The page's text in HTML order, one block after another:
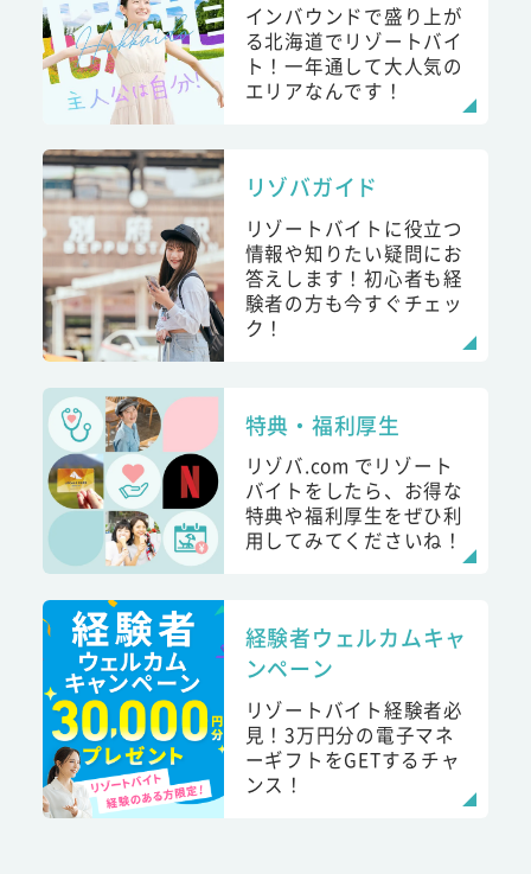
インバウンドで盛り上が
る北海道でリゾートバイ
ト！一年通して大人気の
エリアなんです！
リゾバガイド
リゾートバイトに役立つ
情報や知りたい疑問にお
答えします！初心者も経
験者の方も今すぐチェッ
ク！
特典・福利厚生
リゾバ.com でリゾート
バイトをしたら、お得な
特典や福利厚生をぜひ利
用してみてくださいね！
経験者ウェルカムキャ
ンペーン
リゾートバイト経験者必
見！3万円分の電子マネ
ーギフトをGETするチャ
ンス！